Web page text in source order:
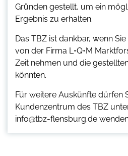
Gründen gestellt, um ein
Ergebnis zu erhalten.
Das TBZ ist dankbar, wenn
von der Firma L•Q•M
Zeit nehmen und die
könnten.
Für weitere Auskünfte dürfen
Kundenzentrum des TBZ
info@tbz-flensburg.de